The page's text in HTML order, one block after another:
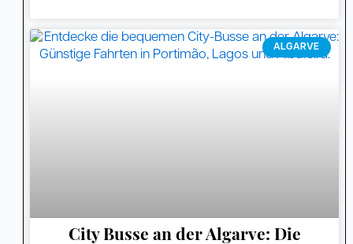
ALGARVE
City Busse an der Algarve: Die